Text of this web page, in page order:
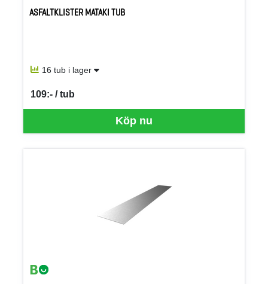
ASFALTKLISTER MATAKI TUB
16 tub i lager
Köp nu
109:- / tub
SEK per TUB